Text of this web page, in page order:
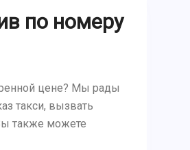
по номеру
цене? Мы рады
такси, вызвать
также можете